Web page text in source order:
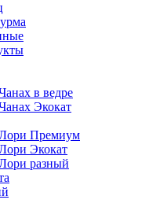
в ведре
Экокат
Премиум
Экокат
разный